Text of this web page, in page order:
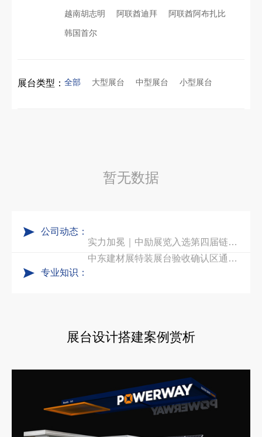
越南胡志明 阿联酋迪拜 阿联酋阿布扎比
韩国首尔
展台类型： 全部 大型展台 中型展台 小型展台
暂无数据
公司动态：
专业知识：
展台设计搭建案例赏析